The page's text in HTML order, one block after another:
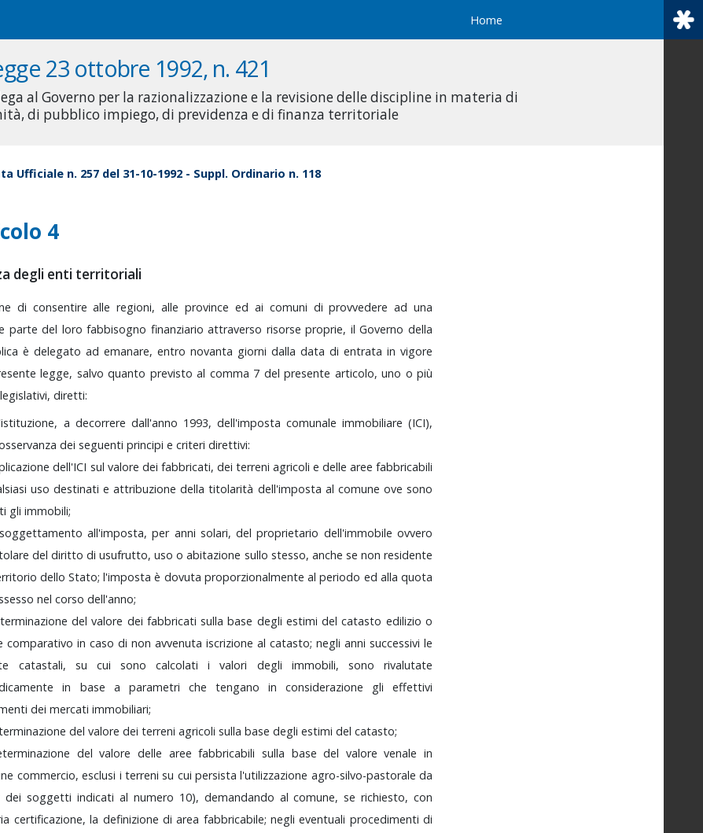
Home
23 ottobre 1992, n. 421
al Governo per la razionalizzazione e la revisione delle discipline in materia di
di pubblico impiego, di previdenza e di finanza territoriale
Ufficiale n. 257 del 31-10-1992 - Suppl. Ordinario n. 118
4
degli enti territoriali
di consentirealleregioni,alle province ed ai comuni diprovvedereaduna
partedel lorofabbisogno finanziarioattraverso risorseproprie, ilGovernodella
è delegato ad emanare, entro novanta giorni dalla data di entrata in vigore
legge, salvo quanto previsto al comma 7 del presente articolo, uno o più
legislativi, diretti:
a decorrere dall'anno 1993, dell'imposta comunaleimmobiliare(ICI),
deiseguentiprincipiecriteridirettivi:
dell'ICI sul valore dei fabbricati, dei terreni agricoli e delle aree fabbricabili
uso destinati eattribuzionedellatitolarità dell'imposta al comune ovesono
gliimmobili;
all'imposta,per anni solari,delproprietario dell'immobileovvero
del diritto diusufrutto,usooabitazione sullo stesso, anche senonresidente
delloStato;l'impostaè dovuta proporzionalmentealperiodo ed allaquota
nelcorsodell'anno;
delvalore dei fabbricatisullabase degli estimidelcatasto edilizioo
comparativoincasodinonavvenutaiscrizionealcatasto;negliannisuccessivile
catastali, su cuisonocalcolatiivalori degli immobili, sonorivalutate
in base a parametri che tengano in considerazione glieffettivi
deimercatiimmobiliari;
delvaloredeiterreniagricolisullabasedegliestimidelcatasto;
delvalore delle areefabbricabili sulla basedel valorevenalein
commercio,esclusi i terrenisu cuipersistal'utilizzazione agro-silvo-pastoraleda
deisoggettiindicati al numero 10), demandando alcomune,serichiesto,con
certificazione,la definizione diarea fabbricabile;neglieventuali procedimentidi